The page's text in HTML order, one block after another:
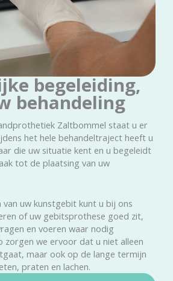
begeleiding,
behandeling
Zaltbommel staat u er
het hele behandeltraject heeft u
die uw situatie kent en u begeleidt
tot de plaatsing van uw
van uw kunstgebit kunt u bij ons
of uw gebitsprothese goed zit,
en voeren waar nodig
zorgen we ervoor dat u niet alleen
maar ook op de lange termijn
praten en lachen.